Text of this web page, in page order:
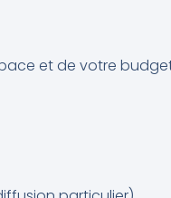
et de votre